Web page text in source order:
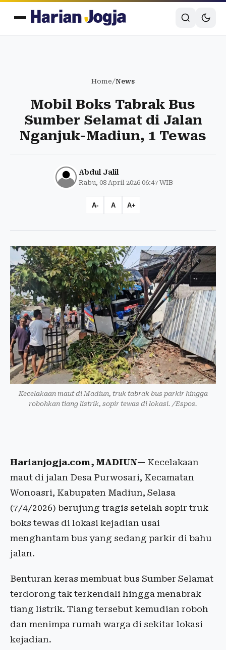
Home/News
Mobil Boks Tabrak Bus
Sumber Selamat di Jalan
Nganjuk-Madiun, 1 Tewas
Abdul Jalil
Rabu, 08 April 2026 06:47 WIB
A- A A+
Kecelakaan maut di Madiun, truk tabrak bus parkir hingga
robohkan tiang listrik, sopir tewas di lokasi. /Espos.
Harianjogja.com, MADIUN— Kecelakaan
maut di jalan Desa Purwosari, Kecamatan
Wonoasri, Kabupaten Madiun, Selasa
(7/4/2026) berujung tragis setelah sopir truk
boks tewas di lokasi kejadian usai
menghantam bus yang sedang parkir di bahu
jalan.
Benturan keras membuat bus Sumber Selamat
terdorong tak terkendali hingga menabrak
tiang listrik. Tiang tersebut kemudian roboh
dan menimpa rumah warga di sekitar lokasi
kejadian.